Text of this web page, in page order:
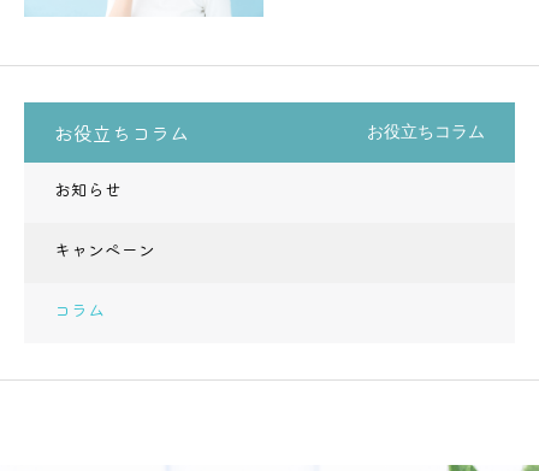
お役立ちコラム お役立ちコラム
お知らせ
キャンペーン
コラム